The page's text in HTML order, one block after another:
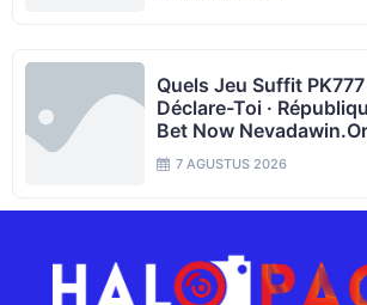
Quels Jeu Suffit
Déclare-Toi ·
Bet Now
7 AGUSTUS 2026